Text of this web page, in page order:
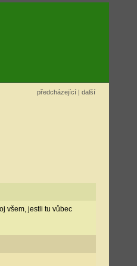
předcházející | další
všem, jestli tu vůbec